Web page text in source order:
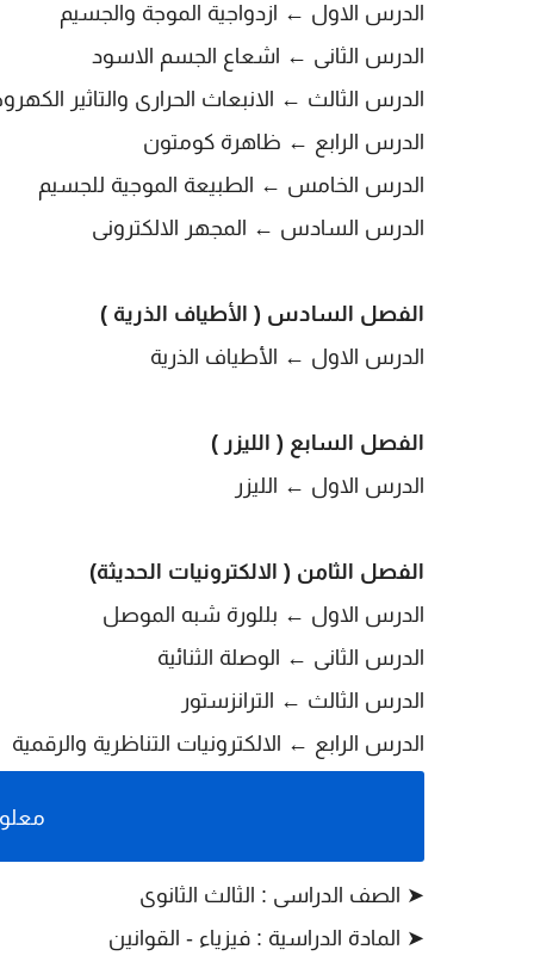
الدرس الاول ← ازدواجية الموجة والجسيم
الدرس الثانى ← اشعاع الجسم الاسود
الدرس الثالث ← الانبعاث الحرارى والتاثير
الدرس الرابع ← ظاهرة كومتون
الدرس الخامس ← الطبيعة الموجية للجسيم
الدرس السادس ← المجهر الالكترونى
الفصل السادس ( الأطياف الذرية )
الدرس الاول ← الأطياف الذرية
الفصل السابع ( الليزر )
الدرس الاول ← الليزر
الفصل الثامن ( الالكترونيات الحديثة)
الدرس الاول ← بللورة شبه الموصل
الدرس الثانى ← الوصلة الثنائية
الدرس الثالث ← الترانزستور
الدرس الرابع ← الالكترونيات التناظرية والرقمية
➤ الصف الدراسى : الثالث الثانوى
➤ المادة الدراسية : فيزياء - القوانين